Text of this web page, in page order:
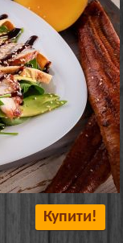
Купити!